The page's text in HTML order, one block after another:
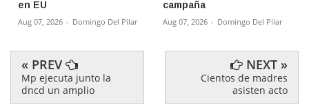
en EU
Aug 07, 2026 - Domingo Del Pilar
campaña
Aug 07, 2026 - Domingo Del Pilar
« PREV
Mp ejecuta junto la
dncd un amplio
NEXT »
Cientos de madres
asisten acto